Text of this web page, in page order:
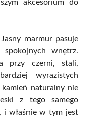
akcesorium do
marmur pasuje
wnętrz.
przy czerni, stali,
wyrazistych
naturalny nie
z tego samego
i właśnie w tym jest